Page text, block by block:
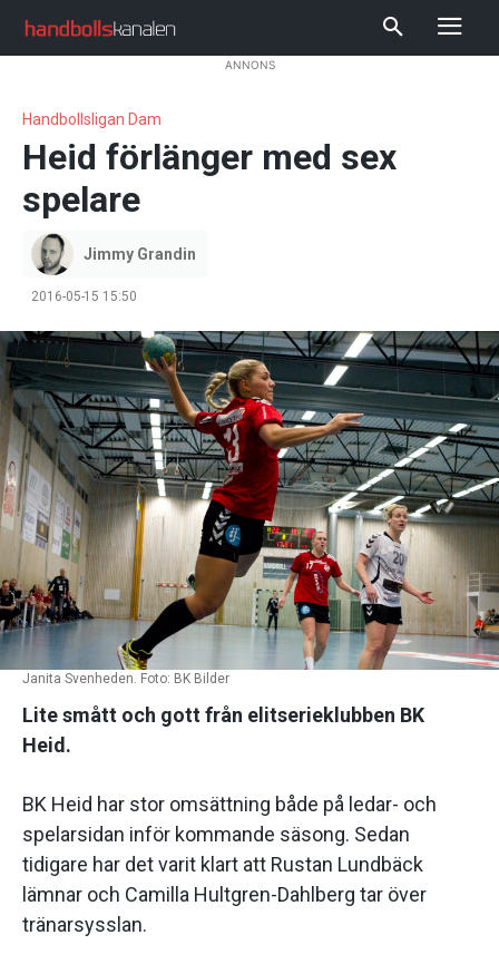
ANNONS
Handbollsligan Dam
Heid förlänger med sex
spelare
Jimmy Grandin
2016-05-15 15:50
Janita Svenheden. Foto: BK Bilder
Lite smått och gott från elitserieklubben BK
Heid.
BK Heid har stor omsättning både på ledar- och
spelarsidan inför kommande säsong. Sedan
tidigare har det varit klart att Rustan Lundbäck
lämnar och Camilla Hultgren-Dahlberg tar över
tränarsysslan.